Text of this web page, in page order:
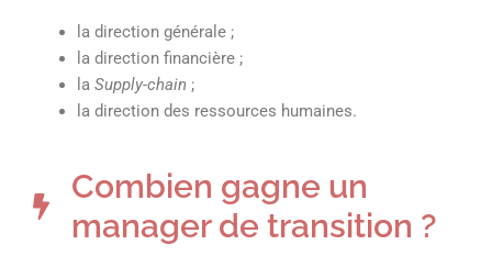
la direction générale ;
la direction financière ;
la Supply-chain ;
la direction des ressources humaines.
Combien gagne un
manager de transition ?